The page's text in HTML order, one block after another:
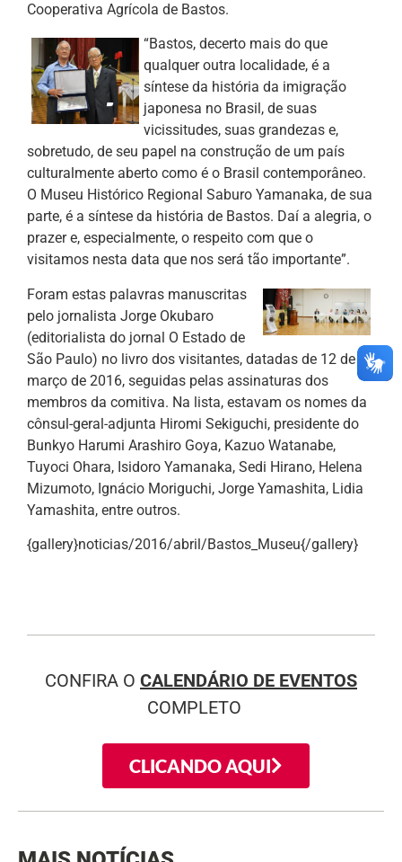
Cooperativa Agrícola de Bastos.
“Bastos, decerto mais do que
qualquer outra localidade, é a
síntese da história da imigração
japonesa no Brasil, de suas
vicissitudes, suas grandezas e,
sobretudo, de seu papel na construção de um país
culturalmente aberto como é o Brasil contemporâneo.
O Museu Histórico Regional Saburo Yamanaka, de sua
parte, é a síntese da história de Bastos. Daí a alegria, o
prazer e, especialmente, o respeito com que o
visitamos nesta data que nos será tão importante”.
Foram estas palavras manuscritas
pelo jornalista Jorge Okubaro
(editorialista do jornal O Estado de
São Paulo) no livro dos visitantes, datadas de 12 de
março de 2016, seguidas pelas assinaturas dos
membros da comitiva. Na lista, estavam os nomes da
cônsul-geral-adjunta Hiromi Sekiguchi, presidente do
Bunkyo Harumi Arashiro Goya, Kazuo Watanabe,
Tuyoci Ohara, Isidoro Yamanaka, Sedi Hirano, Helena
Mizumoto, Ignácio Moriguchi, Jorge Yamashita, Lidia
Yamashita, entre outros.
{gallery}noticias/2016/abril/Bastos_Museu{/gallery}
CONFIRA O CALENDÁRIO DE EVENTOS
COMPLETO
CLICANDO AQUI